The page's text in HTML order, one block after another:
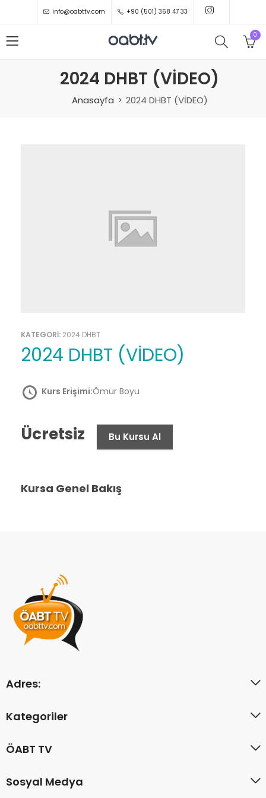
info@oabttv.com +90 (501) 368 47 33
0
2024 DHBT (VİDEO)
Anasayfa 2024 DHBT (VİDEO)
KATEGORİ: 2024 DHBT
2024 DHBT (VİDEO)
Kurs Erişimi:Ömür Boyu
Ücretsiz Bu Kursu Al
Kursa Genel Bakış
Adres:
Kategoriler
ÖABT TV
Sosyal Medya